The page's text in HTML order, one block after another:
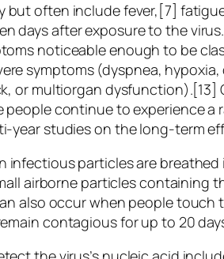
but often include fever,[7]
days after exposure to the
noticeable enough to be
symptoms (dyspnea,
or multiorgan dysfunction).[13]
continue to experience
year studies on the long-term
infectious particles are
airborne particles containing
also occur when people
contagious for up to 20